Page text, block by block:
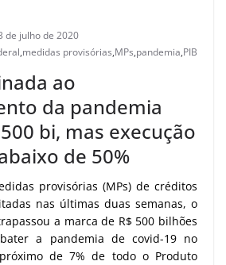
de julho de 2020
,medidas provisórias,MPs,pandemia,PIB
ao
da pandemia
bi, mas execução
de 50%
provisórias (MPs) de créditos
nas últimas duas semanas, o
a marca de R$ 500 bilhões
a pandemia de covid-19 no
de 7% de todo o Produto